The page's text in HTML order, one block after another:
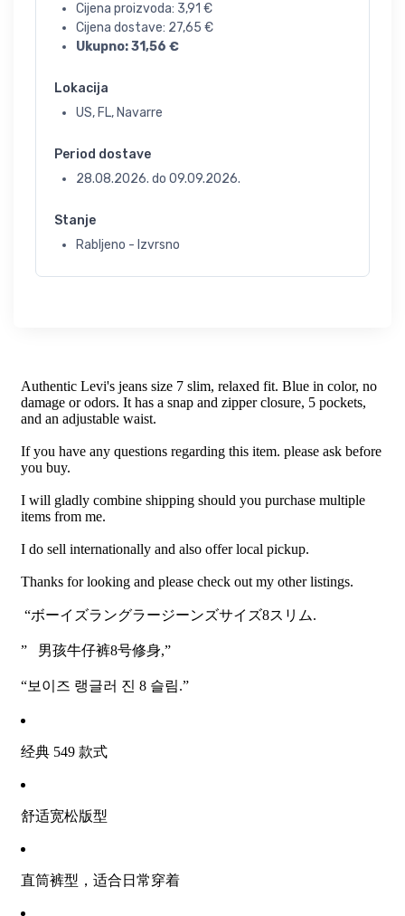
Cijena proizvoda: 3,91 €
Cijena dostave: 27,65 €
Ukupno:31,56 €
Lokacija
US, FL, Navarre
Period dostave
28.08.2026. do 09.09.2026.
Stanje
Rabljeno - Izvrsno